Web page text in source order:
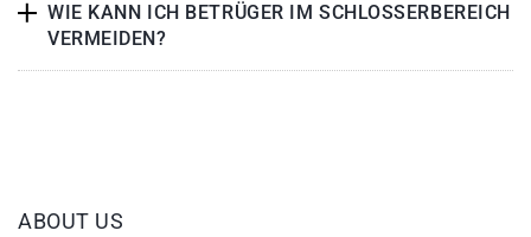
WIE KANN ICH BETRÜGER IM SCHLOSSERBEREICH
VERMEIDEN?
ABOUT US